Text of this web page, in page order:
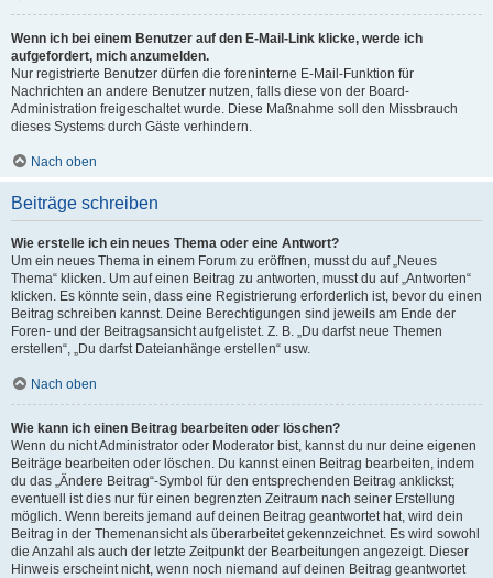
Wenn ich bei einem Benutzer auf den E-Mail-Link klicke, werde ich
aufgefordert, mich anzumelden.
Nur registrierte Benutzer dürfen die foreninterne E-Mail-Funktion für
Nachrichten an andere Benutzer nutzen, falls diese von der Board-
Administration freigeschaltet wurde. Diese Maßnahme soll den Missbrauch
dieses Systems durch Gäste verhindern.
Nach oben
Beiträge schreiben
Wie erstelle ich ein neues Thema oder eine Antwort?
Um ein neues Thema in einem Forum zu eröffnen, musst du auf „Neues
Thema“ klicken. Um auf einen Beitrag zu antworten, musst du auf „Antworten“
klicken. Es könnte sein, dass eine Registrierung erforderlich ist, bevor du einen
Beitrag schreiben kannst. Deine Berechtigungen sind jeweils am Ende der
Foren- und der Beitragsansicht aufgelistet. Z. B. „Du darfst neue Themen
erstellen“, „Du darfst Dateianhänge erstellen“ usw.
Nach oben
Wie kann ich einen Beitrag bearbeiten oder löschen?
Wenn du nicht Administrator oder Moderator bist, kannst du nur deine eigenen
Beiträge bearbeiten oder löschen. Du kannst einen Beitrag bearbeiten, indem
du das „Ändere Beitrag“-Symbol für den entsprechenden Beitrag anklickst;
eventuell ist dies nur für einen begrenzten Zeitraum nach seiner Erstellung
möglich. Wenn bereits jemand auf deinen Beitrag geantwortet hat, wird dein
Beitrag in der Themenansicht als überarbeitet gekennzeichnet. Es wird sowohl
die Anzahl als auch der letzte Zeitpunkt der Bearbeitungen angezeigt. Dieser
Hinweis erscheint nicht, wenn noch niemand auf deinen Beitrag geantwortet